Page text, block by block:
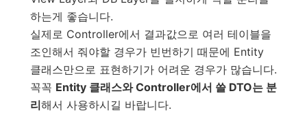
하는게 좋습니다.
실제로 Controller에서 결과값으로 여러 테이블을
조인해서 줘야할 경우가 빈번하기 때문에 Entity
클래스만으로 표현하기가 어려운 경우가 많습니다.
꼭꼭 Entity 클래스와 Controller에서 쓸 DTO는 분
리해서 사용하시길 바랍니다.